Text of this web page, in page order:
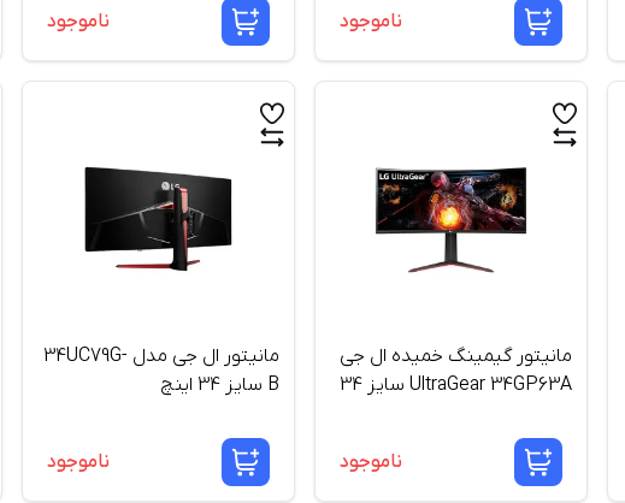
ناموجود ناموجود
مانیتور گیمینگ خمیده ال جی
UltraGear 34GP63A سایز 34
ناموجود
مانیتور ال جی مدل 34UC79G-
B سایز 34 اینچ
ناموجود